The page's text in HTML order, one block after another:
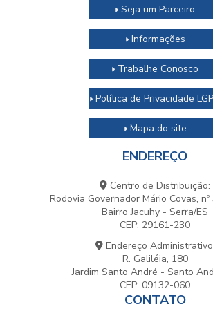
Seja um Parceiro
Informações
Trabalhe Conosco
Política de Privacidade
Mapa do site
ENDEREÇO
Centro de Distribuição:
Rodovia Governador Mário Covas, nº
Bairro Jacuhy - Serra/ES
CEP: 29161-230
Endereço
R. Galiléia, 180
Jardim Santo André - Santo
CEP: 09132-060
CONTATO